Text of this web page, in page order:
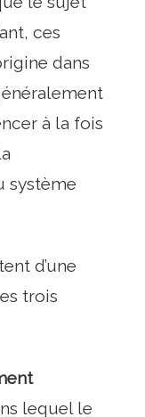
ces
dans
à la fois
système
d’une
trois
lequel le